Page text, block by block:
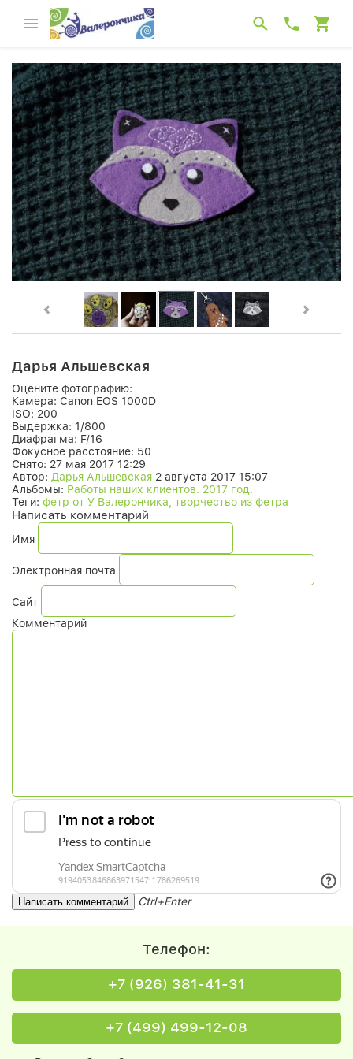
Дарья Альшевская
Оцените фотографию:
Камера: Canon EOS 1000D
ISO: 200
Выдержка: 1/800
Диафрагма: F/16
Фокусное расстояние: 50
Снято: 27 мая 2017 12:29
Автор: Дарья Альшевская 2 августа 2017 15:07
Альбомы: Работы наших клиентов. 2017 год.
Теги: фетр от У Валерончика, творчество из фетра
Написать комментарий
Имя
Электронная почта
Сайт
Комментарий
Ctrl+Enter
Телефон:
+7 (926) 381-41-31
+7 (499) 499-12-08